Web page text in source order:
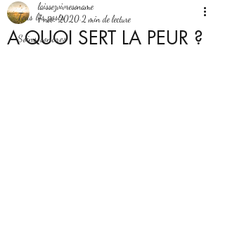
Tous les posts
Soins sonores
A QUOI SERT LA PEUR ?
laissezvivresoname
7 nov. 2020 2 min de lecture